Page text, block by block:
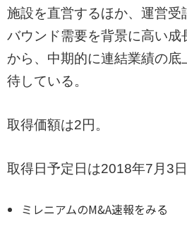
施設を直営するほか、運営受
バウンド需要を背景に高い成
から、中期的に連結業績の底
待している。
取得価額は2円。
取得日予定日は2018年7月3日
ミレニアムのM&A速報をみる